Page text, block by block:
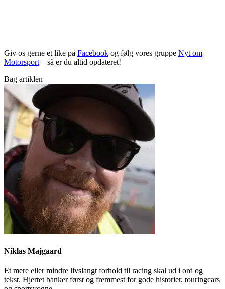
Giv os gerne et like på Facebook og følg vores gruppe Nyt om
Motorsport – så er du altid opdateret!
Bag artiklen
Niklas Majgaard
Et mere eller mindre livslangt forhold til racing skal ud i ord og
tekst. Hjertet banker først og fremmest for gode historier, touringcars